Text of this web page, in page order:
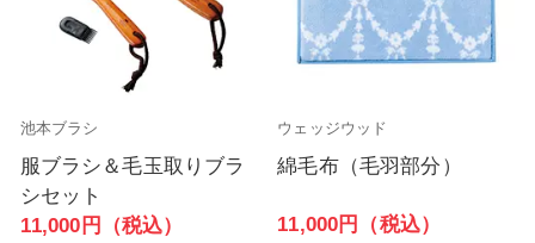
池本ブラシ
服ブラシ＆毛玉取りブラ
シセット
11,000円（税込）
ウェッジウッド
綿毛布（毛羽部分）
11,000円（税込）